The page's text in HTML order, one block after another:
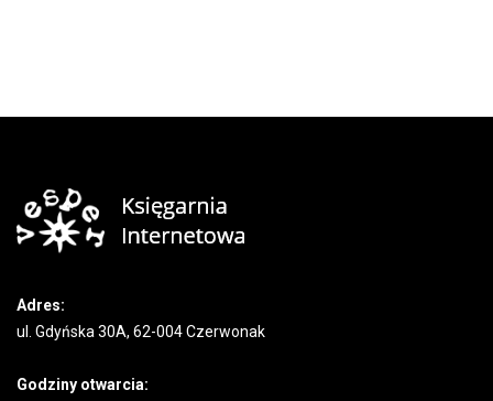
Adres:
ul. Gdyńska 30A, 62-004 Czerwonak
Godziny otwarcia: